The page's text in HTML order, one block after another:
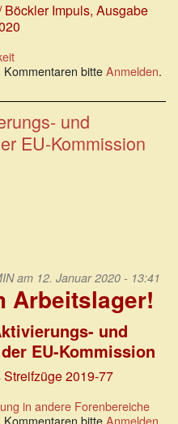
Impuls, Ausgabe
bitteAnmelden.
und
EU-Kommission
am 12. Januar 2020 - 13:41
Arbeitslager!
und
EU-Kommission
2019-77
in andere Forenbereiche
bitte Anmelden